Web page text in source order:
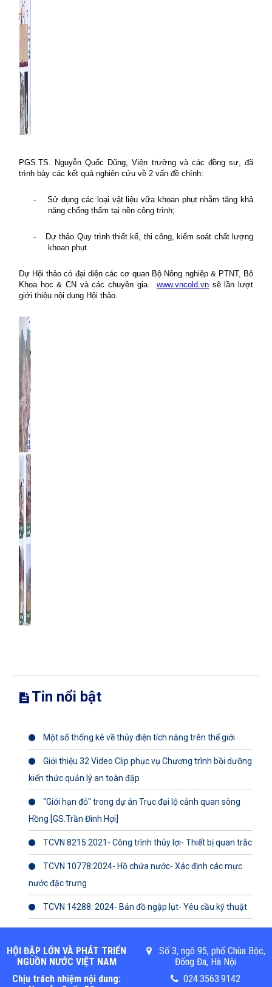
PGS.TS. Nguyễn Quốc Dũng, Viện trưởng và các đồng sự, đã
trình bày các kết quả nghiên cứu về 2 vấn đề chính:
-
Sử dụng các loại vật liệu vữa khoan phụt nhằm tăng khả
năng chống thấm tại nền công trình;
-
Dự thảo Quy trình thiết kế, thi công, kiểm soát chất lượng
khoan phụt
Dự Hội thảo có đại diện các cơ quan Bộ Nông nghiệp & PTNT, Bộ
Khoa học & CN và các chuyên gia.
www.vncold.vn sẽ lần lượt
giới thiệu nội dung Hội thảo.
Tin nổi bật
Một số thống kê về thủy điện tích năng trên thế giới
Giới thiệu 32 Video Clip phục vụ Chương trình bồi dưỡng
kiến thức quản lý an toàn đập
"Giới hạn đỏ" trong dự án Trục đại lộ cảnh quan sông
Hồng [GS.Trần Đình Hợi]
TCVN 8215:2021- Công trình thủy lợi- Thiết bị quan trắc
TCVN 10778:2024- Hồ chứa nước- Xác định các mực
nước đặc trưng
TCVN 14288: 2024- Bản đồ ngập lụt- Yêu cầu kỹ thuật
HỘI ĐẬP LỚN VÀ PHÁT TRIỂN
NGUỒN NƯỚC VIỆT NAM
Chịu trách nhiệm nội dung:
Số 3, ngõ 95, phố Chùa Bộc,
Đống Đa, Hà Nội
024.3563.9142